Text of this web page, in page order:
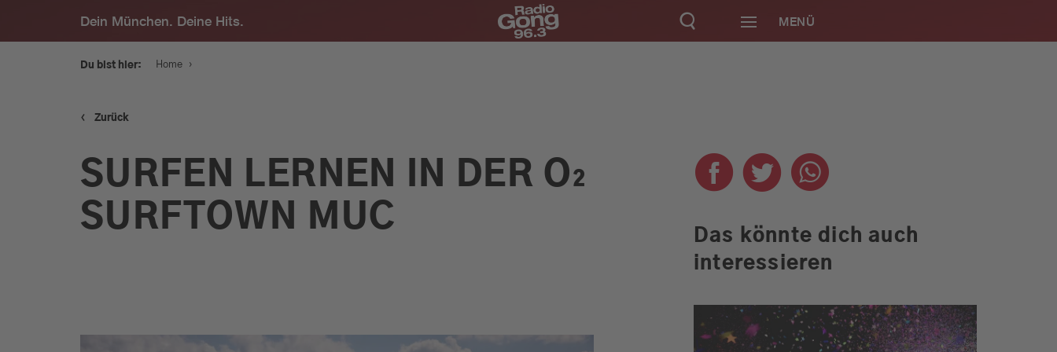
Dein München. Deine Hits.
MENÜ
Programm
Gong 96.3
Du bist hier: Home ›
‹ Zurück
SURFEN LERNEN IN DER O₂
SURFTOWN MUC
Das könnte dich auch
interessieren